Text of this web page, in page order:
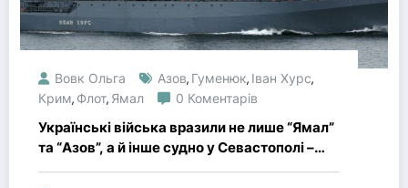
Вовк Ольга Азов, Гуменюк, Іван Хурс,
Крим, Флот, Ямал 0 Коментарів
Українські війська вразили не лише “Ямал”
та “Азов”, а й інше судно у Севастополі –
деталі від ВМС